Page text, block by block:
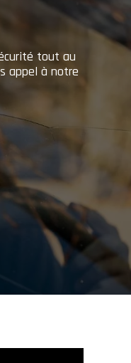
tout au
appel à notre